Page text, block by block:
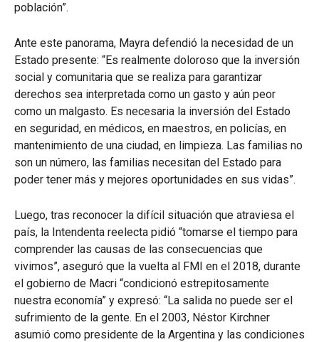
población”.
Ante este panorama, Mayra defendió la necesidad de un
Estado presente: “Es realmente doloroso que la inversión
social y comunitaria que se realiza para garantizar
derechos sea interpretada como un gasto y aún peor
como un malgasto. Es necesaria la inversión del Estado
en seguridad, en médicos, en maestros, en policías, en
mantenimiento de una ciudad, en limpieza. Las familias no
son un número, las familias necesitan del Estado para
poder tener más y mejores oportunidades en sus vidas”.
Luego, tras reconocer la difícil situación que atraviesa el
país, la Intendenta reelecta pidió “tomarse el tiempo para
comprender las causas de las consecuencias que
vivimos”, aseguró que la vuelta al FMI en el 2018, durante
el gobierno de Macri “condicionó estrepitosamente
nuestra economía” y expresó: “La salida no puede ser el
sufrimiento de la gente. En el 2003, Néstor Kirchner
asumió como presidente de la Argentina y las condiciones